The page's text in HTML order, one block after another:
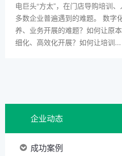
电巨头“方太”，在门店导购培训
多数企业普遍遇到的难题。 数字
养、业务开展的难题？如何让原
细化、高效化开展？如何让培训...
企业动态
成功案例